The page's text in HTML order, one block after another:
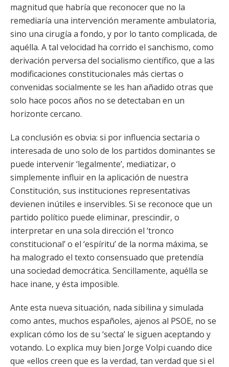
magnitud que habría que reconocer que no la
remediaría una intervención meramente ambulatoria,
sino una cirugía a fondo, y por lo tanto complicada, de
aquélla. A tal velocidad ha corrido el sanchismo, como
derivación perversa del socialismo científico, que a las
modificaciones constitucionales más ciertas o
convenidas socialmente se les han añadido otras que
solo hace pocos años no se detectaban en un
horizonte cercano.
La conclusión es obvia: si por influencia sectaria o
interesada de uno solo de los partidos dominantes se
puede intervenir ‘legalmente’, mediatizar, o
simplemente influir en la aplicación de nuestra
Constitución, sus instituciones representativas
devienen inútiles e inservibles. Si se reconoce que un
partido político puede eliminar, prescindir, o
interpretar en una sola dirección el ‘tronco
constitucional’ o el ‘espíritu’ de la norma máxima, se
ha malogrado el texto consensuado que pretendía
una sociedad democrática. Sencillamente, aquélla se
hace inane, y ésta imposible.
Ante esta nueva situación, nada sibilina y simulada
como antes, muchos españoles, ajenos al PSOE, no se
explican cómo los de su ‘secta’ le siguen aceptando y
votando. Lo explica muy bien Jorge Volpi cuando dice
que «ellos creen que es la verdad, tan verdad que si el